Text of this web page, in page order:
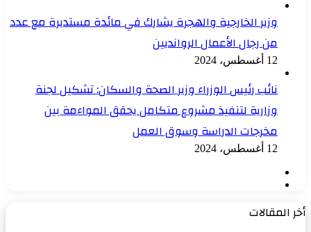
وزير الخارجية والهجرة يشارك في مائدة مستديرة مع عدد
من رجال الأعمال الروانديين
12 أغسطس، 2024
نائب رئيس الوزراء وزير الصحة والسكان: تشكيل لجنة
وزارية لتنفيذ مشروع متكامل يحقق المواءمة بين
مخرجات الدراسة وسوق العمل
12 أغسطس، 2024
أخر المقالات